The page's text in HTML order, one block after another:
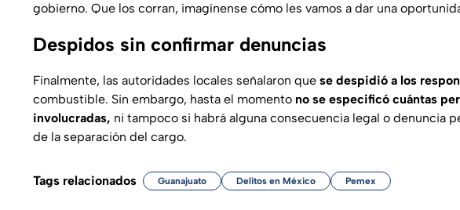
gobierno. Que los corran, imagínense cómo les vamos a dar una
Despidos sin confirmar denuncias
Finalmente, las autoridades locales señalaron que se despidió a los
combustible. Sin embargo, hasta el momento no se especificó cuántas
involucradas, ni tampoco si habrá alguna consecuencia legal o denuncia
de la separación del cargo.
Tags relacionados Guanajuato Delitos en México Pemex